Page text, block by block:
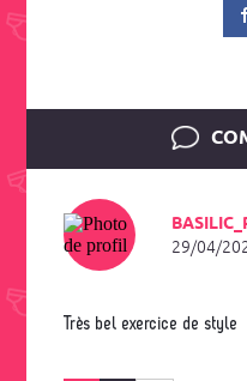
29/04/
Très bel exercice de style